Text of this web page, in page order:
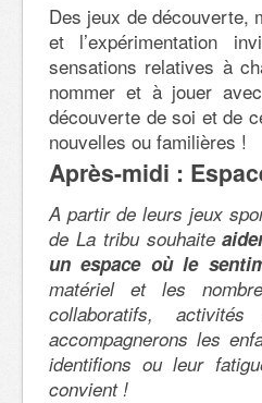
Des jeux de découverte,
et l’expérimentation
sensations relatives à
nommer et à jouer
découverte de soi et de
nouvelles ou familières !
Après-midi :
A partir de leurs jeux
de La tribu souhaite
un espace où le
matériel et les
collaboratifs,
accompagnerons les
identifions ou leur
convient !